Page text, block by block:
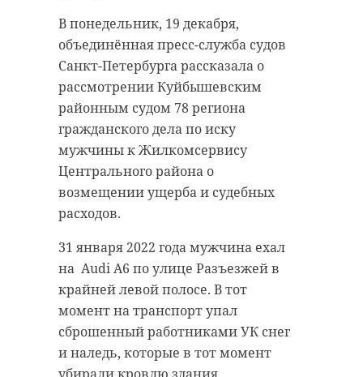
В понедельник, 19 декабря,
объединённая пресс-служба судов
Санкт-Петербурга рассказала о
рассмотрении Куйбышевским
районным судом 78 региона
гражданского дела по иску
мужчины к Жилкомсервису
Центрального района о
возмещении ущерба и судебных
расходов.
31 января 2022 года мужчина ехал
на Audi A6 по улице Разъезжей в
крайней левой полосе. В тот
момент на транспорт упал
сброшенный работниками УК снег
и наледь, которые в тот момент